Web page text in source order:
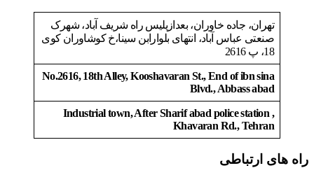
تهران، جاده خاوران، بعدازپلیس راه شریف آباد، شهرک
صنعتی عباس آباد، انتهای بلوارابن سینا،خ کوشاوران کوی
18، پ 2616
No.2616, 18th Alley, Kooshavaran St., End of ibn sina
Blvd., Abbass abad
Industrial town, After Sharif abad police station ,
Khavaran Rd., Tehran
راه های ارتباطی